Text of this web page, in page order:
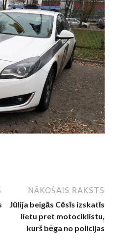
NĀKOŠAIS RAKSTS
Jūlija beigās Cēsīs izskatīs
lietu pret motociklistu,
kurš bēga no policijas